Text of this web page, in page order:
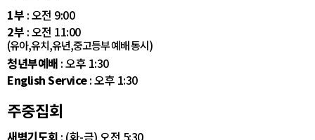
1부 : 오전 9:00
2부 : 오전 11:00
(유아,유치,유년,중고등부 예배 동시)
청년부예배 : 오후 1:30
English Service: 오후 1:30
주중집회